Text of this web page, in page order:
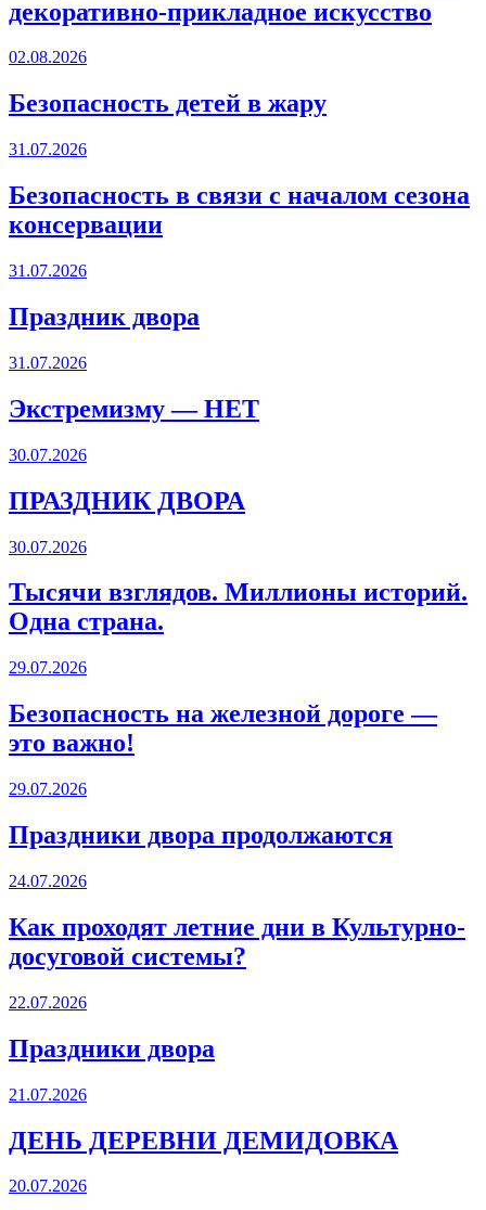
декоративно-прикладное искусство
02.08.2026
Безопасность детей в жару
31.07.2026
Безопасность в связи с началом сезона
консервации
31.07.2026
Праздник двора
31.07.2026
Экстремизму — НЕТ
30.07.2026
ПРАЗДНИК ДВОРА️
30.07.2026
Тысячи взглядов. Миллионы историй.
Одна страна.
29.07.2026
Безопасность на железной дороге —
это важно!
29.07.2026
Праздники двора продолжаются
24.07.2026
Как проходят летние дни в Культурно-
досуговой системы?
22.07.2026
Праздники двора
21.07.2026
ДЕНЬ ДЕРЕВНИ ДЕМИДОВКА
20.07.2026